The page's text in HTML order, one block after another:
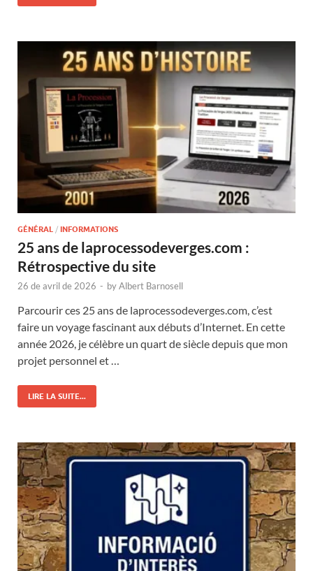
GÉNÉRAL / INFORMATIONS
25 ans de laprocessodeverges.com :
Rétrospective du site
26 de avril de 2026 - byAlbert Barnosell
Parcourir ces 25 ans de laprocessodeverges.com, c’est
faire un voyage fascinant aux débuts d’Internet. En cette
année 2026, je célèbre un quart de siècle depuis que mon
projet personnel et …
LIRE LA SUITE...